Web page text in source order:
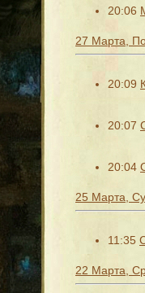
20:06
27 Марта,
20:09
20:07
20:04
25 Марта,
11:35
22 Марта,